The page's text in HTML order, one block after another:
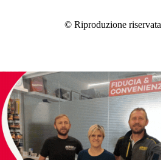
© Riproduzione riservata